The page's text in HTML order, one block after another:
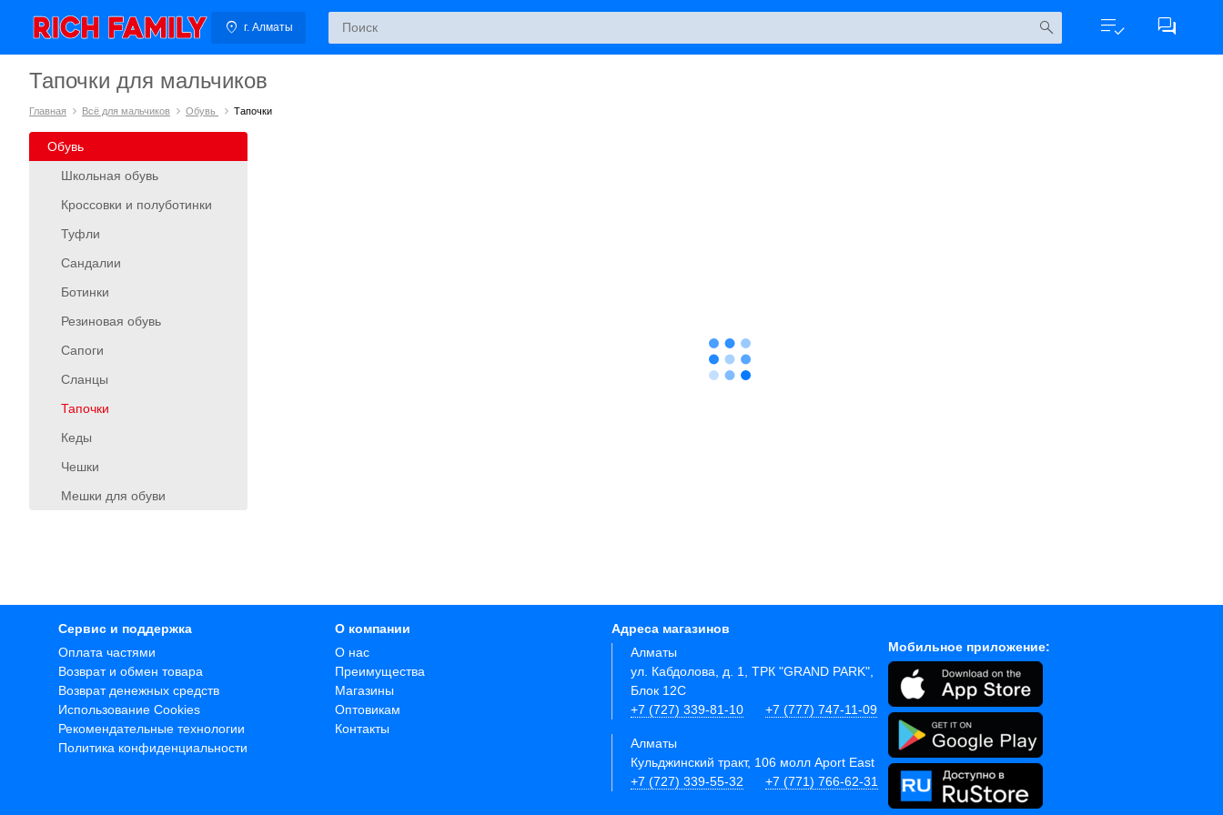
г. Алматы
Тапочки для мальчиков
Главная Всё для мальчиков Обувь Тапочки
Обувь
Школьная обувь
Кроссовки и полуботинки
Туфли
Сандалии
Ботинки
Резиновая обувь
Сапоги
Сланцы
Тапочки
Кеды
Чешки
Мешки для обуви
Сервис и поддержка
Оплата частями
Возврат и обмен товара
Возврат денежных средств
Использование Cookies
Рекомендательные технологии
Политика конфиденциальности
О компании
О нас
Преимущества
Магазины
Оптовикам
Контакты
Адреса магазинов
Алматы
ул. Кабдолова, д. 1, ТРК "GRAND PARK",
Блок 12C
+7 (727) 339-81-10
+7 (777) 747-11-09
Алматы
Кульджинский тракт, 106 молл Aport East
+7 (727) 339-55-32
+7 (771) 766-62-31
Мобильное приложение: